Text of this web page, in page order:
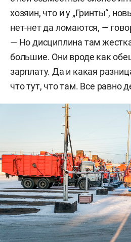
хозяин, что и у „Гринты“,
нет-нет да ломаются, —
— Но дисциплина там
большие. Они вроде как
зарплату. Да и какая
что тут, что там. Все равно